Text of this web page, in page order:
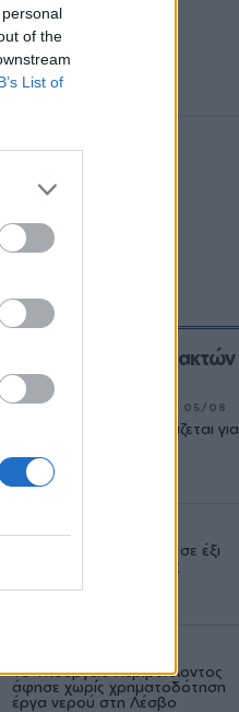
of the
List of
Επιλογές των Συντακτών
ΣΥΝΕΝΤΕΥΞΗ 05/08
«Η ασφάλεια δεν θυσιάζεται για
Διακοπή υδροδότησης σε έξι
περιοχές της Μυτιλήνης
Το Υπουργείο Περιβάλλοντος
άφησε χωρίς χρηματοδότηση
έργα νερού στη Λέσβο